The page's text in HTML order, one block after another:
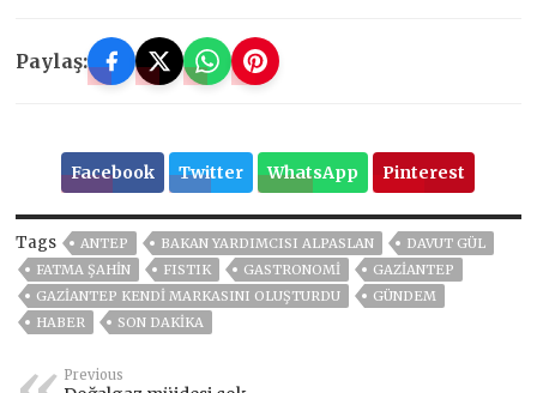
Paylaş:
Facebook Twitter WhatsApp Pinterest
Tags ANTEP BAKAN YARDIMCISI ALPASLAN
DAVUT GÜL
FATMA ŞAHİN
FISTIK GASTRONOMİ
GAZIANTEP
GAZİANTEP KENDİ MARKASINI OLUŞTURDU
GÜNDEM
HABER
SON DAKIKA
Previous